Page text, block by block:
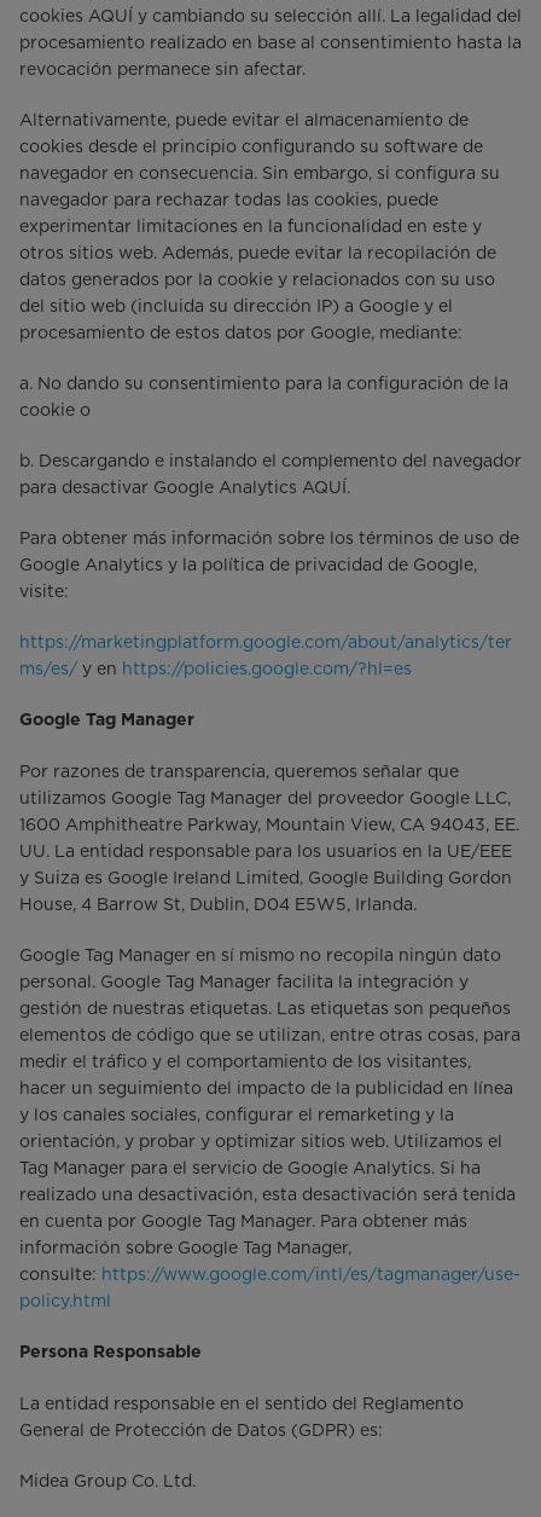
cookies AQUÍ y cambiando su selección allí. La legalidad del
procesamiento realizado en base al consentimiento hasta la
revocación permanece sin afectar.
Alternativamente, puede evitar el almacenamiento de
cookies desde el principio configurando su software de
navegador en consecuencia. Sin embargo, si configura su
navegador para rechazar todas las cookies, puede
experimentar limitaciones en la funcionalidad en este y
otros sitios web. Además, puede evitar la recopilación de
datos generados por la cookie y relacionados con su uso
del sitio web (incluida su dirección IP) a Google y el
procesamiento de estos datos por Google, mediante:
a. No dando su consentimiento para la configuración de la
cookie o
b. Descargando e instalando el complemento del navegador
para desactivar Google Analytics AQUÍ.
Para obtener más información sobre los términos de uso de
Google Analytics y la política de privacidad de Google,
visite:
https://marketingplatform.google.com/about/analytics/ter
ms/es/ y en https://policies.google.com/?hl=es
Google Tag Manager
Por razones de transparencia, queremos señalar que
utilizamos Google Tag Manager del proveedor Google LLC,
1600 Amphitheatre Parkway, Mountain View, CA 94043, EE.
UU. La entidad responsable para los usuarios en la UE/EEE
y Suiza es Google Ireland Limited, Google Building Gordon
House, 4 Barrow St, Dublin, D04 E5W5, Irlanda.
Google Tag Manager en sí mismo no recopila ningún dato
personal. Google Tag Manager facilita la integración y
gestión de nuestras etiquetas. Las etiquetas son pequeños
elementos de código que se utilizan, entre otras cosas, para
medir el tráfico y el comportamiento de los visitantes,
hacer un seguimiento del impacto de la publicidad en línea
y los canales sociales, configurar el remarketing y la
orientación, y probar y optimizar sitios web. Utilizamos el
Tag Manager para el servicio de Google Analytics. Si ha
realizado una desactivación, esta desactivación será tenida
en cuenta por Google Tag Manager. Para obtener más
información sobre Google Tag Manager,
consulte: https://www.google.com/intl/es/tagmanager/use-
policy.html
Persona Responsable
La entidad responsable en el sentido del Reglamento
General de Protección de Datos (GDPR) es:
Midea Group Co. Ltd.